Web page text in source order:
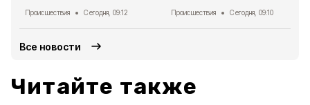
Происшествия Сегодня, 09:12 Происшествия Сегодня, 09:10
Все новости
Читайте также